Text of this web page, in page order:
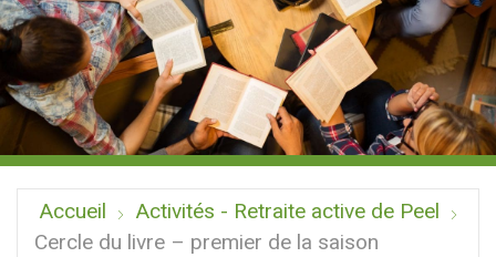
Accueil
Activités - Retraite active de Peel
Cercle du livre – premier de la saison